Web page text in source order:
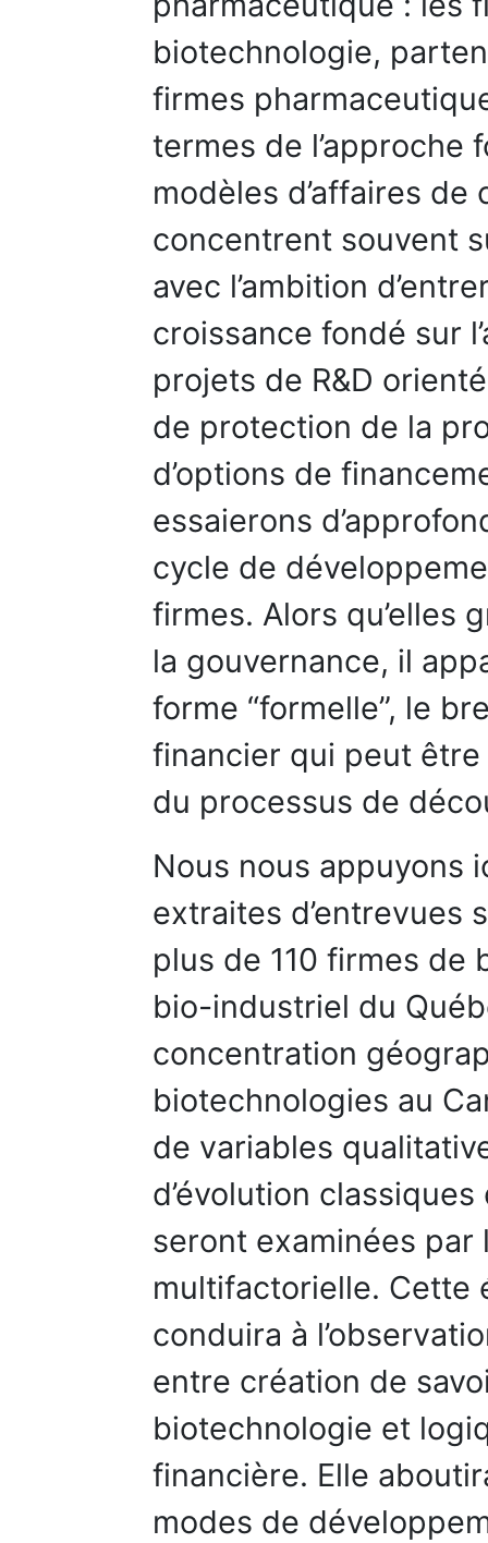
biotechnologie,
firmes
termes de l’approche
modèles d’affaires
concentrent souvent
avec l’ambition
croissance fondé sur
projets de R&D
de protection de la
d’options de
essaierons
cycle de
firmes. Alors qu’elles
la gouvernance, il
forme “formelle”, le
financier qui peut
du processus de
Nous nous appuyons
extraites d’entrevues
plus de 110 firmes de
bio-industriel du
concentration
biotechnologies au
de variables
d’évolution
seront examinées par
multifactorielle. Cette
conduira à
entre création de
biotechnologie et
financière. Elle
modes de